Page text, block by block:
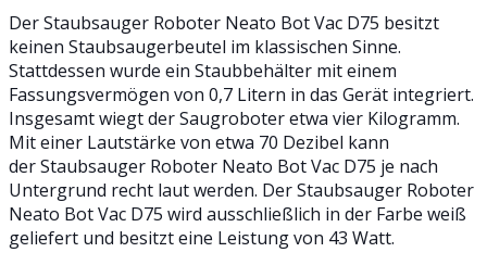
Der Staubsauger Roboter Neato Bot Vac D75 besitzt
keinen Staubsaugerbeutel im klassischen Sinne.
Stattdessen wurde ein Staubbehälter mit einem
Fassungsvermögen von 0,7 Litern in das Gerät integriert.
Insgesamt wiegt der Saugroboter etwa vier Kilogramm.
Mit einer Lautstärke von etwa 70 Dezibel kann
der Staubsauger Roboter Neato Bot Vac D75 je nach
Untergrund recht laut werden. Der Staubsauger Roboter
Neato Bot Vac D75 wird ausschließlich in der Farbe weiß
geliefert und besitzt eine Leistung von 43 Watt.